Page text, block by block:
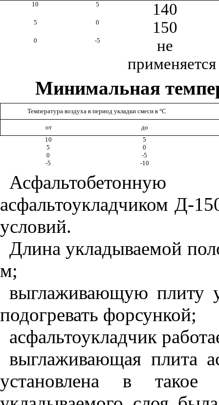
10 5 140
5 0 150
0 -5
не
применяется
Минимальная
Температура воздуха в период укладки смеси в °С
от
до
10
5
5
0
0
-5
-5
-10
асфальтоукладчиком Д-
условий.
Длина укладываемой
м;
выглаживающую плиту
подогревать форсункой;
асфальтоукладчик
выглаживающая плита
установлена в